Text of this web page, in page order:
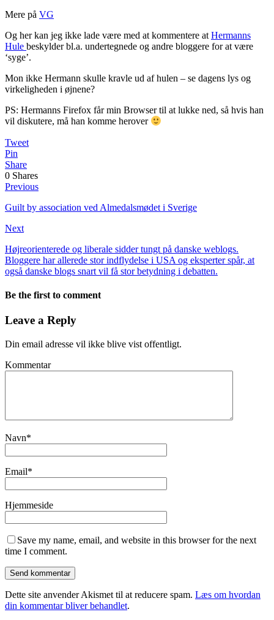
Mere på VG
Og her kan jeg ikke lade være med at kommentere atHermanns
Hule beskylder bl.a. undertegnede og andre bloggere for at være
‘syge’.
Mon ikke Hermann skulle kravle ud af hulen – se dagens lys og
virkeligheden i øjnene?
PS: Hermanns Firefox får min Browser til at lukke ned, så hvis han
vil diskutere, må han komme herover
Tweet
Pin
Share
0 Shares
Previous
Guilt by association ved Almedalsmødet i Sverige
Next
Højreorienterede og liberale sidder tungt på danske weblogs.
Bloggere har allerede stor indflydelse i USA og eksperter spår, at
også danske blogs snart vil få stor betydning i debatten.
Be the first to comment
Leave a Reply
Din email adresse vil ikke blive vist offentligt.
Kommentar
Navn*
Email*
Hjemmeside
Save my name, email, and website in this browser for the next
time I comment.
Dette site anvender Akismet til at reducere spam. Læs om hvordan
din kommentar bliver behandlet.